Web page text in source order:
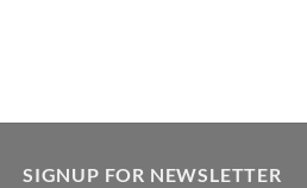
SIGNUP FOR NEWSLETTER